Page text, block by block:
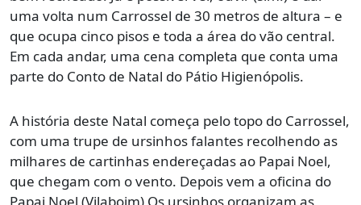
uma volta num Carrossel de 30 metros de altura – e
que ocupa cinco pisos e toda a área do vão central.
Em cada andar, uma cena completa que conta uma
parte do Conto de Natal do Pátio Higienópolis.
A história deste Natal começa pelo topo do Carrossel,
com uma trupe de ursinhos falantes recolhendo as
milhares de cartinhas endereçadas ao Papai Noel,
que chegam com o vento. Depois vem a oficina do
Papai Noel (Vilaboim) Os ursinhos organizam as